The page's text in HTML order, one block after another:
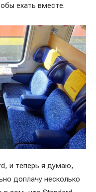
ехать вместе.
и теперь я думаю,
доплачу несколько